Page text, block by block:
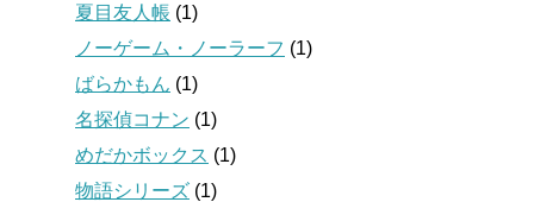
夏目友人帳 (1)
ノーゲーム・ノーラーフ (1)
ばらかもん (1)
名探偵コナン (1)
めだかボックス (1)
物語シリーズ (1)